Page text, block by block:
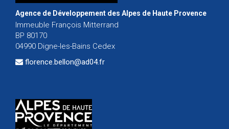
Agence de Développement des Alpes de Haute Provence
Immeuble François Mitterrand
BP 80170
04990 Digne-les-Bains Cedex
florence.bellon@ad04.fr